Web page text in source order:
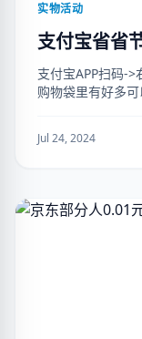
实物活动
支付宝省省
支付宝APP扫码-
购物袋里有好多
Jul 24, 2024